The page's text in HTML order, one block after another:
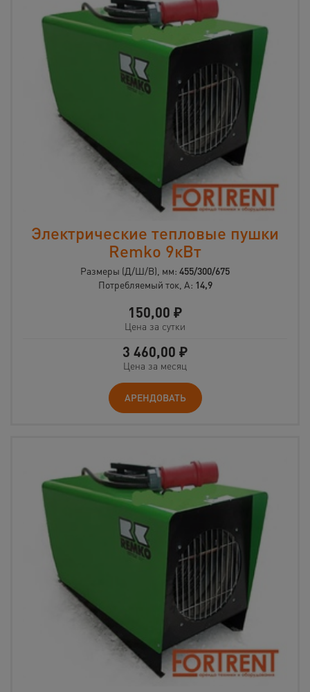
Электрические тепловые пушки
Remko 9кВт
Размеры (Д/Ш/В), мм: 455/300/675
Потребляемый ток, А: 14,9
150,00 ₽
Цена за сутки
3 460,00 ₽
Цена за месяц
АРЕНДОВАТЬ